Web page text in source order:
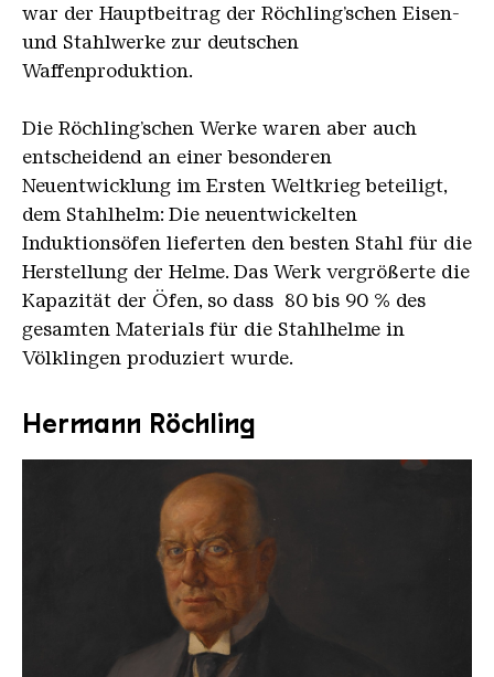
war der Hauptbeitrag der Röchling’schen Eisen-
und Stahlwerke zur deutschen
Waffenproduktion.
Die Röchling’schen Werke waren aber auch
entscheidend an einer besonderen
Neuentwicklung im Ersten Weltkrieg beteiligt,
dem Stahlhelm: Die neuentwickelten
Induktionsöfen lieferten den besten Stahl für die
Herstellung der Helme. Das Werk vergrößerte die
Kapazität der Öfen, so dass 80 bis 90 % des
gesamten Materials für die Stahlhelme in
Völklingen produziert wurde.
Hermann Röchling